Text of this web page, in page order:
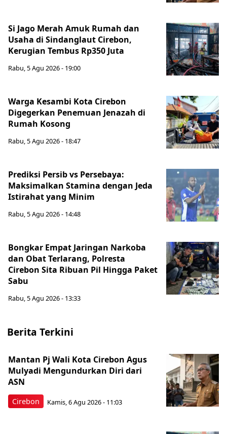
Si Jago Merah Amuk Rumah dan
Usaha di Sindanglaut Cirebon,
Kerugian Tembus Rp350 Juta
Rabu, 5 Agu 2026 - 19:00
Warga Kesambi Kota Cirebon
Digegerkan Penemuan Jenazah di
Rumah Kosong
Rabu, 5 Agu 2026 - 18:47
Prediksi Persib vs Persebaya:
Maksimalkan Stamina dengan Jeda
Istirahat yang Minim
Rabu, 5 Agu 2026 - 14:48
Bongkar Empat Jaringan Narkoba
dan Obat Terlarang, Polresta
Cirebon Sita Ribuan Pil Hingga Paket
Sabu
Rabu, 5 Agu 2026 - 13:33
Berita Terkini
Cirebon
Mantan Pj Wali Kota Cirebon Agus
Mulyadi Mengundurkan Diri dari
ASN
Kamis, 6 Agu 2026 - 11:03